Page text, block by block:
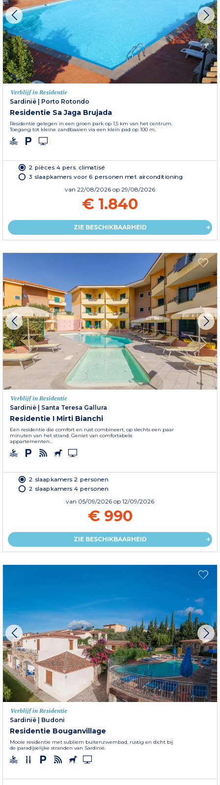
Verblijf in Residentie
Sardinië
Porto Rotondo
Residentie Sa Jaga Brujada
Residentie gelegen in een groen park op 1,5 km van het centrum.
Toegang tot kleine zandbaaien via een klein pad op 100 m.
2 pièces 4 pers. climatisé
3 slaapkamers voor 6 personen met airconditioning
van 22/08/2026 op 29/08/2026
€ 1.840
ZIE BESCHIKBAARHEID
Verblijf in Residentie
Sardinië
Santa Teresa Gallura
Residentie I Mirti Bianchi
Een residentie die comfort en rust combineert, op slechts een paar
minuten van het strand. Geniet van comfortabele
appartementen...
2 slaapkamers 2 personen
2 slaapkamers 4 personen
van 05/09/2026 op 12/09/2026
€ 990
ZIE BESCHIKBAARHEID
Verblijf in Residentie
Sardinië | Budoni
Residentie Bouganvillage
Mooie residentie met subliem buitenzwembad, rustig en dicht bij
de paradijselijke stranden van Sardinië.